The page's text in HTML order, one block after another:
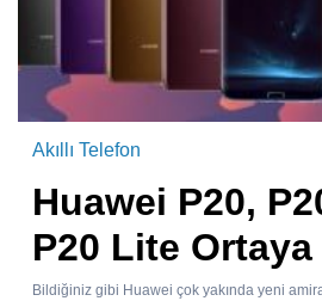
Akıllı Telefon
Huawei P20,
P20 Lite Ortaya
Bildiğiniz gibi Huawei çok yakında yeni